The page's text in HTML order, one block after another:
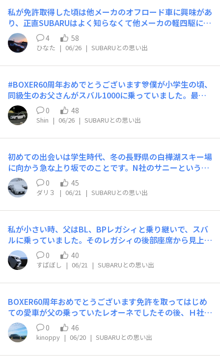
せんでした。LEGACY Ti-SXのEJ18です。まだまだ現役で
元気です。実家のレオーネと初代レガシィの並び。30年く
らい前の写真です。
としおです。私とのスバル関わりは ほんの数年の弱輩も
のです。免許を取得してからは 親戚の勤めるディーラー
のステーションワゴンや子育て時は1ボックスを３台乗り
ついでおりましたが。子供たちも手がかからなくなり 家
出てきた車がVN5 LEVORGでした。イノッチのCM見
て 宇宙と繋がってる？すげーと 試乗に行きLEVORGに
一目惚れでした😊 なかなか 高価な代物ですので直ぐ
には購入出来ず ユーチューブ見たり 勉強勉強！そこ
で ボクサーの優位性 安全性 走りの良さを頭に入れま
した。そうこうしているうちににＢ型になり 何とか契
のように走る！走る！毎日気持ちいい運転で 通勤 旅行
へと働いてくれます。営業さんのトークに魅了され？（；
^ω^）昨年3月に２台目のLEVORG VN5 E型に乗り換え
ましたが LEVORGと共に 行きたいところが目白押しで
す。旅行スタイルも変わり遠出の場所も増えたこと。コレ
もひとえに ボクサーエンジンのおかげですね〜今後もま
まで 共に歩みたいです〜本当にいい車 いいエンジンあ
りがとうございます😊
私が免許取得した頃は他メーカのオフロード車に興味があ
り、正直SUBARUはよく知らなくて他メーカの軽四駆に乗
っていました。当時の会社のクルマ好きの方達と話したり
遊んだりレース見に行ったりしていて、あるクルマを知り
ました。それがSUBARUのインプレッサGC8。ラリーやG
Tなどたくさんの場面で活躍するGC8の魅力に惚れ、中古
っかり安定している、大きすぎないから運転しやすい。パ
ーツ１つ換えただけで私でも違いがわかるのか、と教えて
くれたのもこのクルマ。周りに教えられながらクルマの下
にもぐって作業、おにぎり作ってクルマの横で食べながら
目になったり、ハッチバックになったり、WRCも撤退し
たり、WRXが別になったり、株主変わったり、軽生産撤退
(サンバーだけでも作れよ！と思いましたが)、他にも色々
SUBARUさんは過去に驚かせてくれましたが…それでも間
2年弱浮気はしたもののプレオRS、レガシィツーリングワ
ゴン、XVとSUBARUに乗り続けています。やっぱりこのメ
でとうございます🎉
4 58
ひなた | 06/26 | SUBARUとの思い出
#BOXER60周年おめでとうございます🎊僕が小学生の頃、
同級生のお父さんがスバル1000に乗っていました。最後
のお別れドライブの日、富士山五合目まで連れて行ってく
れました。眼下に広がる白い雲、母が持たせてくれたお弁
当、そしてEA52の奏でる力強いエキゾーストサウンド。
目を閉じれば鮮明によみがえります。仲良しだった同級生
0 48
Shin | 06/26 | SUBARUとの思い出
初めての出会いは学生時代、冬の長野県の白樺湖スキー場
に向かう急な上り坂でのことです。N社のサニーというFR
車にスノータイヤを履いて、それまでは別のスキー場で楽
しんで何の不自由もなく動けていたのですが。このスキー
場手前の坂は急に傾斜がキツくなるせいか、途中までは登
るのですが後輪が空転しだして力尽きて止まってしまう。
ど。雪降る中、日も暮れてきて宿泊予定の山荘の管理をし
ている恩師の先生に公衆電話から電話して、車を放置して
歩いて行く旨を伝えると、迎えに来てくれました。先生の
車に移動するのかと思いきや、「車に乗っていろ」とい
急な登りの坂道発進。えっ！この状態から行くの？ケーブ
ルカーが出発するぐらいの感じで、ごく普通に引っ張って
もらい、感涙モノでした。人力で押したり、何だかんだで
あんなに苦労したのに。本当に助かりました。あっけない
ほどの救出劇です。先生カッコいい！（車が？）先生の車
はレオーネバン、紺色の商用車です。当然の流れで、私が
0 45
ダリ３ | 06/21 | SUBARUとの思い出
私が小さい時、父はBL、BPレガシィと乗り継いで、スバ
ルに乗っていました。そのレガシィの後部座席から見上げ
るAピラーには水温計、油温計、ブースト計など、10個ぐ
らいメーター類がついていたのを覚えています。(尚ほと
んどのメーターは動いてなかった)家で父の帰りを待つ
時、遠くから聞こえてくる低音が響くボクサーサウンドと
っては懐かしい思い出です。(今では某L車乗りになってし
まいました)それでも、運転の愉しさはスバルが1番だった
と父は語ります。その思い出は中々消えることなく、私の
心に残っています。それが、スバル車が欲しいと思えたき
0 40
すばぼし | 06/21 | SUBARUとの思い出
BOXER60周年おめでとうございます免許を取ってはじめ
ての愛車が父の乗っていたレオーネでしたその後、Ｈ社の
２ドア車→ＢＧレガシィ→現在のＢＨレガシィとなります
ＥＪ歴は３０年になりました。ここ最近は廃盤部品で悩ま
されてピンチですあとどれくらいがんばれるかわかりませ
んがこれからももうしばらく？乗っていたいです
0 46
kinoppy | 06/20 | SUBARUとの思い出